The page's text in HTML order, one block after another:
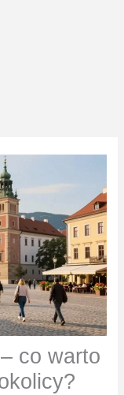
co warto